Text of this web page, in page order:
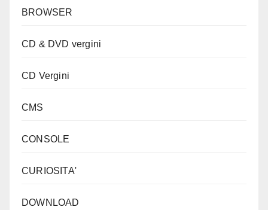
BROWSER
CD & DVD vergini
CD Vergini
CMS
CONSOLE
CURIOSITA'
DOWNLOAD